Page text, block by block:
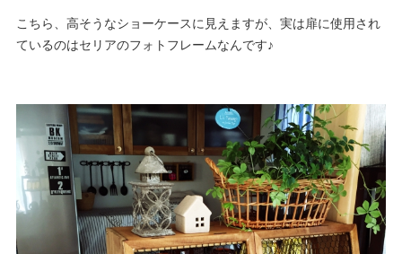
こちら、高そうなショーケースに見えますが、実は扉に使用され
ているのはセリアのフォトフレームなんです♪